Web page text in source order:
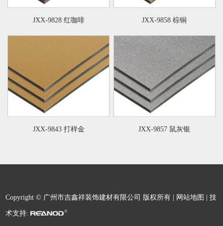
JXX-9828 红咖啡 JXX-9858 棕铜
JXX-9843 打样金 JXX-9857 鼠灰银
Copyright © 广州市吉鑫祥装饰建材有限公司 版权所有 | 网站地图 | 技
术支持: